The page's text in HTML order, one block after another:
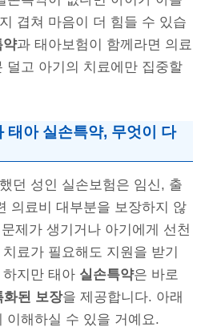
겹쳐 마음이 더 힘들 수 있습
약과 태아보험이 함께라면 의료
덜고 아기의 치료에만 집중할
태아 실손특약, 무엇이 다
던 성인 실손보험은 임신, 출
의료비 대부분을 보장하지 않
제가 생기거나 아기에게 선천
료가 필요해도 지원을 받기
지만 태아 실손특약은 바로
화된 보장을 제공합니다. 아래
이해하실 수 있을 거예요.